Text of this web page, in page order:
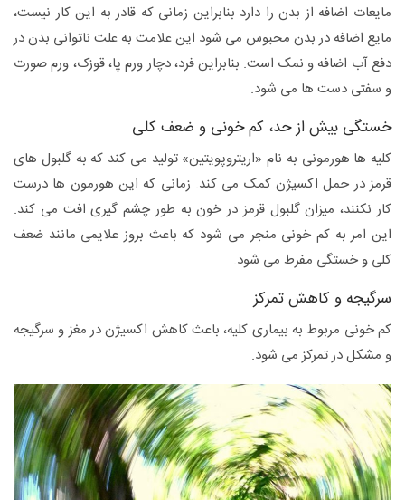
مایعات اضافه از بدن را دارد بنابراین زمانی که قادر به این کار نیست،
مایع اضافه در بدن محبوس می شود این علامت به علت ناتوانی بدن در
دفع آب اضافه و نمک است. بنابراین فرد، دچار ورم پا، قوزک، ورم صورت
و سفتی دست ها می شود.
خستگی بیش از حد، کم خونی و ضعف کلی
کلیه ها هورمونی به نام «اریتروپویتین» تولید می کند که به گلبول های
قرمز در حمل اکسیژن کمک می کند. زمانی که این هورمون ها درست
کار نکنند، میزان گلبول قرمز در خون به طور چشم گیری افت می کند.
این امر به کم خونی منجر می شود که باعث بروز علایمی مانند ضعف
کلی و خستگی مفرط می شود.
سرگیجه و کاهش تمرکز
کم خونی مربوط به بیماری کلیه، باعث کاهش اکسیژن در مغز و سرگیجه
و مشکل در تمرکز می شود.